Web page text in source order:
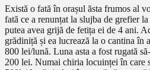
Există o fată în orașul ăsta frumos al
fată ce a renunțat la slujba de grefier
putea avea grijă de fetița ei de 4 ani.
grădiniță și ea lucrează la o cantina în
800 lei/lună. Luna asta a fost rugată
200 lei. Numai chiria locuinței în care